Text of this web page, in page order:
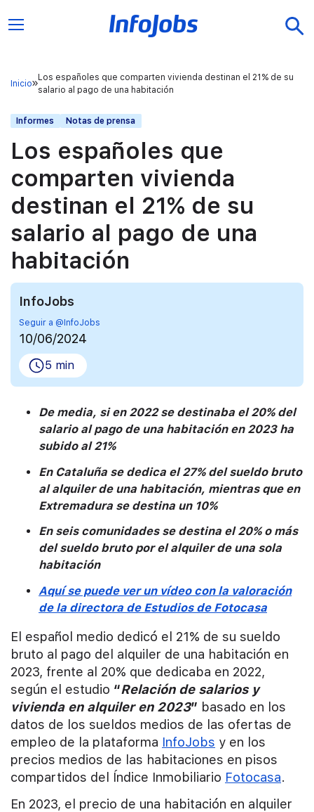
Inicio
Los españoles que comparten vivienda destinan el 21% de su
salario al pago de una habitación
Informes Notas de prensa
Los españoles que
comparten vivienda
destinan el 21% de su
salario al pago de una
habitación
InfoJobs
Seguir a @InfoJobs
10/06/2024
5 min
De media, si en 2022 se destinaba el 20% del
salario al pago de una habitación en 2023 ha
subido al 21%
En Cataluña se dedica el 27% del sueldo bruto
al alquiler de una habitación, mientras que en
Extremadura se destina un 10%
En seis comunidades se destina el 20% o más
del sueldo bruto por el alquiler de una sola
habitación
Aquí se puede ver un vídeo con la valoración
de la directora de Estudios de Fotocasa
El español medio dedicó el 21% de su sueldo
bruto al pago del alquiler de una habitación en
2023, frente al 20% que dedicaba en 2022,
según el estudio “Relación de salarios y
vivienda en alquiler en 2023” basado en los
datos de los sueldos medios de las ofertas de
empleo de la plataforma InfoJobs y en los
precios medios de las habitaciones en pisos
compartidos del Índice Inmobiliario Fotocasa.
En 2023, el precio de una habitación en alquiler